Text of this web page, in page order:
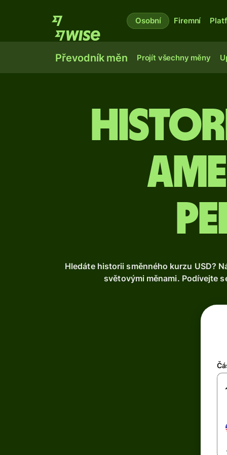
Osobní Firemní
Převodník měn Projít všechny měny
Hledáte historii směnného kurzu USD?
světovými měnami. Podívejte